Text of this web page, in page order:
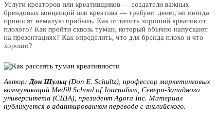
Услуги креаторов или креативщиков — создатели важных
брендовых концепций или креатива — требуют денег, но иногда
приносят немалую прибыль. Как отличить хороший креатив от
плохого? Как пройти сквозь туман, который обычно напускают
на презентациях? Как определить, что для бренда плохо и что
хорошо?
Автор:Дон Шульц (Don E. Schultz), профессор маркетинговых
коммуникаций Medill School of Journalism, Северо-Западного
университета (США), президент Agora Inc. Материал
публикуется в адаптированном переводе с английского.